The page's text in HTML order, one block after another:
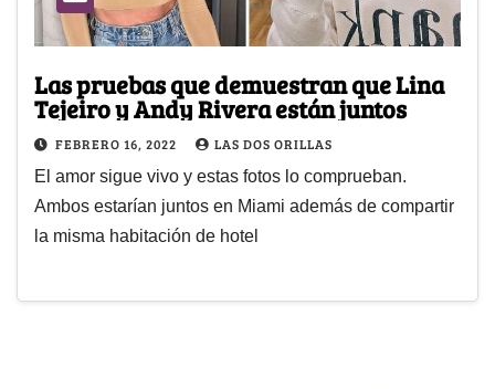
Las pruebas que demuestran que Lina
Tejeiro y Andy Rivera están juntos
FEBRERO 16, 2022 LAS DOS ORILLAS
El amor sigue vivo y estas fotos lo comprueban.
Ambos estarían juntos en Miami además de compartir
la misma habitación de hotel